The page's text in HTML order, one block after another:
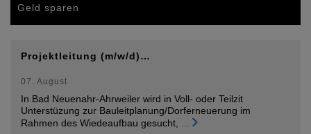
Geld sparen
Projektleitung (m/w/d)…
07. August
In Bad Neuenahr-Ahrweiler wird in Voll- oder Teilzit
Unterstüzung zur Bauleitplanung/Dorferneuerung im
Rahmen des Wiedeaufbau gesucht,